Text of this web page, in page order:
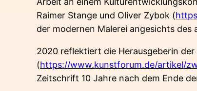
Raimer Stange und Oliver Zybok (
der modernen Malerei angesichts
2020 reflektiert die Herausgeberin
(https://www.kunstforum.de/artikel/
Zeitschrift 10 Jahre nach dem Ende